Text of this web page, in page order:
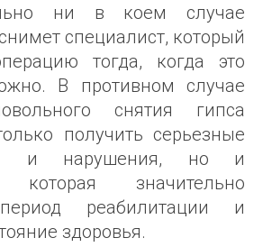
ни в коем случае
специалист, который
тогда, когда это
В противном случае
снятия гипса
получить серьезные
и нарушения, но и
которая значительно
реабилитации и
здоровья.